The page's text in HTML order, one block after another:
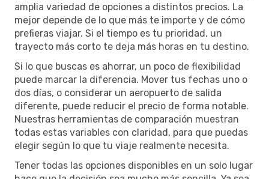
amplia variedad de opciones a distintos precios. La
mejor depende de lo que más te importe y de cómo
prefieras viajar. Si el tiempo es tu prioridad, un
trayecto más corto te deja más horas en tu destino.
Si lo que buscas es ahorrar, un poco de flexibilidad
puede marcar la diferencia. Mover tus fechas uno o
dos días, o considerar un aeropuerto de salida
diferente, puede reducir el precio de forma notable.
Nuestras herramientas de comparación muestran
todas estas variables con claridad, para que puedas
elegir según lo que tu viaje realmente necesita.
Tener todas las opciones disponibles en un solo lugar